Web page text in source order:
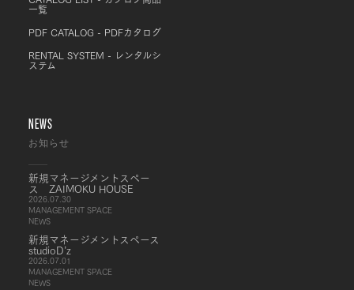
一覧
PDF CATALOG - PDFカタログ
RENTAL SYSTEM - レンタルシ
ステム
NEWS
お知らせ
新規マネージメントスペー
ス ZAIMOKU HOUSE
2026.07.30
MANAGEMENT SPACE
NEWS
新規マネージメントスペース
studioD’z
2026.07.01
MANAGEMENT SPACE
NEWS